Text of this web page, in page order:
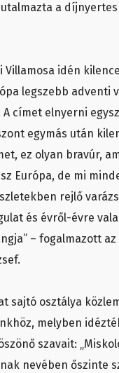
a
Villamosa idén
legszebb adventi
címet elnyerni
egymás után
ez olyan bravúr,
Európa, de mi
rejlő
és évről-évre
– fogalmazott
sajtó osztálya
melyben
szavait:
nevében őszinte